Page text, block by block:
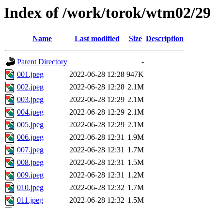
Index of /work/torok/wtm02/29
Name Last modified Size Description
Parent Directory
-
001.jpeg
2022-06-28 12:28 947K
002.jpeg
2022-06-28 12:28 2.1M
003.jpeg
2022-06-28 12:29 2.1M
004.jpeg
2022-06-28 12:29 2.1M
005.jpeg
2022-06-28 12:29 2.1M
006.jpeg
2022-06-28 12:31 1.9M
007.jpeg
2022-06-28 12:31 1.7M
008.jpeg
2022-06-28 12:31 1.5M
009.jpeg
2022-06-28 12:31 1.2M
010.jpeg
2022-06-28 12:32 1.7M
011.jpeg
2022-06-28 12:32 1.5M